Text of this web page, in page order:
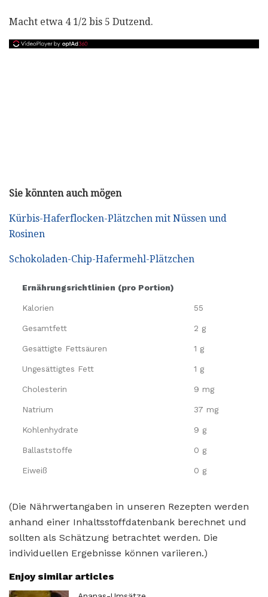
Macht etwa 4 1/2 bis 5 Dutzend.
Sie könnten auch mögen
Kürbis-Haferflocken-Plätzchen mit Nüssen und
Rosinen
Schokoladen-Chip-Hafermehl-Plätzchen
Ernährungsrichtlinien (pro Portion)
Kalorien 55
Gesamtfett 2 g
Gesättigte Fettsäuren 1 g
Ungesättigtes Fett 1 g
Cholesterin 9 mg
Natrium 37 mg
Kohlenhydrate 9 g
Ballaststoffe 0 g
Eiweiß 0 g
(Die Nährwertangaben in unseren Rezepten werden
anhand einer Inhaltsstoffdatenbank berechnet und
sollten als Schätzung betrachtet werden. Die
individuellen Ergebnisse können variieren.)
Enjoy similar articles